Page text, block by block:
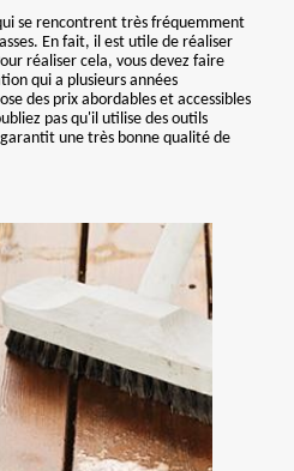
se rencontrent très fréquemment
En fait, il est utile de réaliser
réaliser cela, vous devez faire
qui a plusieurs années
des prix abordables et accessibles
pas qu'il utilise des outils
une très bonne qualité de